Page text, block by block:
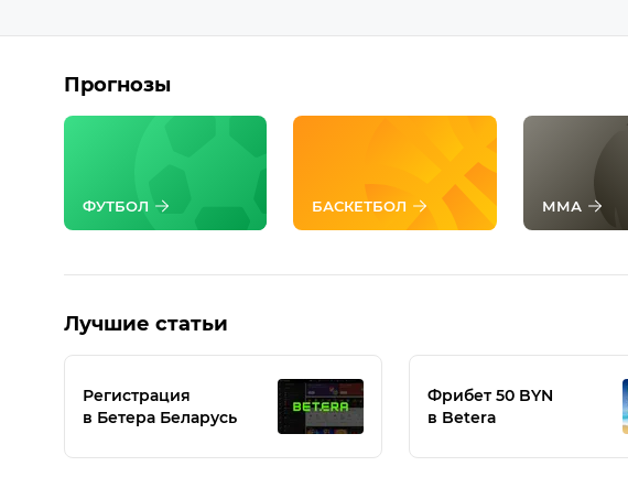
Прогнозы
ФУТБОЛ БАСКЕТБОЛ ММА
Лучшие статьи
Регистрация
в Бетера Беларусь
Фрибет 50 BYN
в Betera